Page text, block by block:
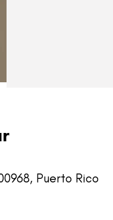
Puerto Rico